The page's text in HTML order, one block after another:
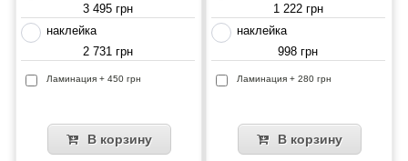
3 495 грн
наклейка
2 731 грн
Ламинация + 450 грн
В корзину
1 222 грн
наклейка
998 грн
Ламинация + 280 грн
В корзину